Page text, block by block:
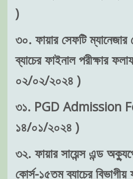
)
৩০. ফায়ার সেফটি
ব্যাচের ফাইনাল পরীক্ষার
০২/০২/২০২৪ )
৩১. PGD Admission
১৪/০১/২০২৪ )
৩২. ফায়ার সায়েন্স এন্ড
কোর্স-১৫তম ব্যাচের বিভাগীয়